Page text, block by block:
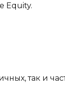
Equity.
так и